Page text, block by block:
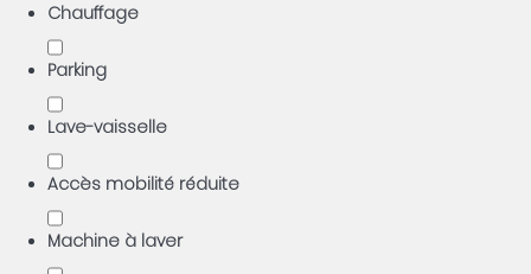
Chauffage
Parking
Lave-vaisselle
Accès mobilité réduite
Machine à laver